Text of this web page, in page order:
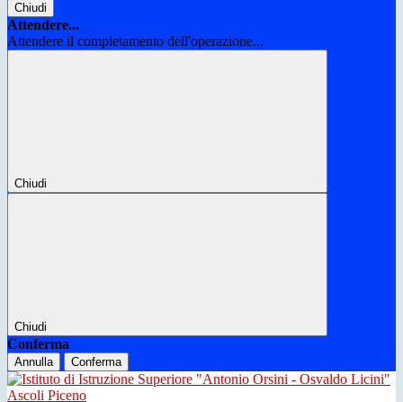
Chiudi
Attendere...
Attendere il completamento dell'operazione...
Chiudi
Chiudi
Conferma
Annulla Conferma